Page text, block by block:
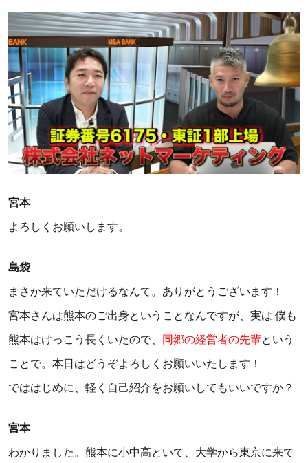
宮本
よろしくお願いします。
島袋
まさか来ていただけるなんて。ありがとうございます！
宮本さんは熊本のご出身ということなんですが、実は 僕も
熊本はけっこう長くいたので、 同郷の経営者の先輩という
ことで。本日はどうぞよろしくお願いいたします！
でははじめに、軽く自己紹介をお願いしてもいいですか？
宮本
わかりました。熊本に小中高といて、大学から東京に来て